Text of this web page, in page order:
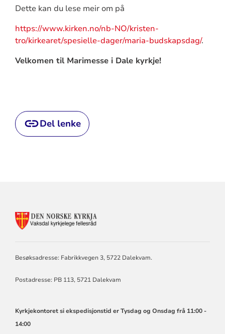
Dette kan du lese meir om på
https://www.kirken.no/nb-NO/kristen-
tro/kirkearet/spesielle-dager/maria-budskapsdag/.
Velkomen til Marimesse i Dale kyrkje!
Del lenke
FELLESRÅD
Besøksadresse: Fabrikkvegen 3, 5722 Dalekvam.
Postadresse: PB 113, 5721 Dalekvam
Kyrkjekontoret si ekspedisjonstid er Tysdag og Onsdag frå 11:00 -
14:00